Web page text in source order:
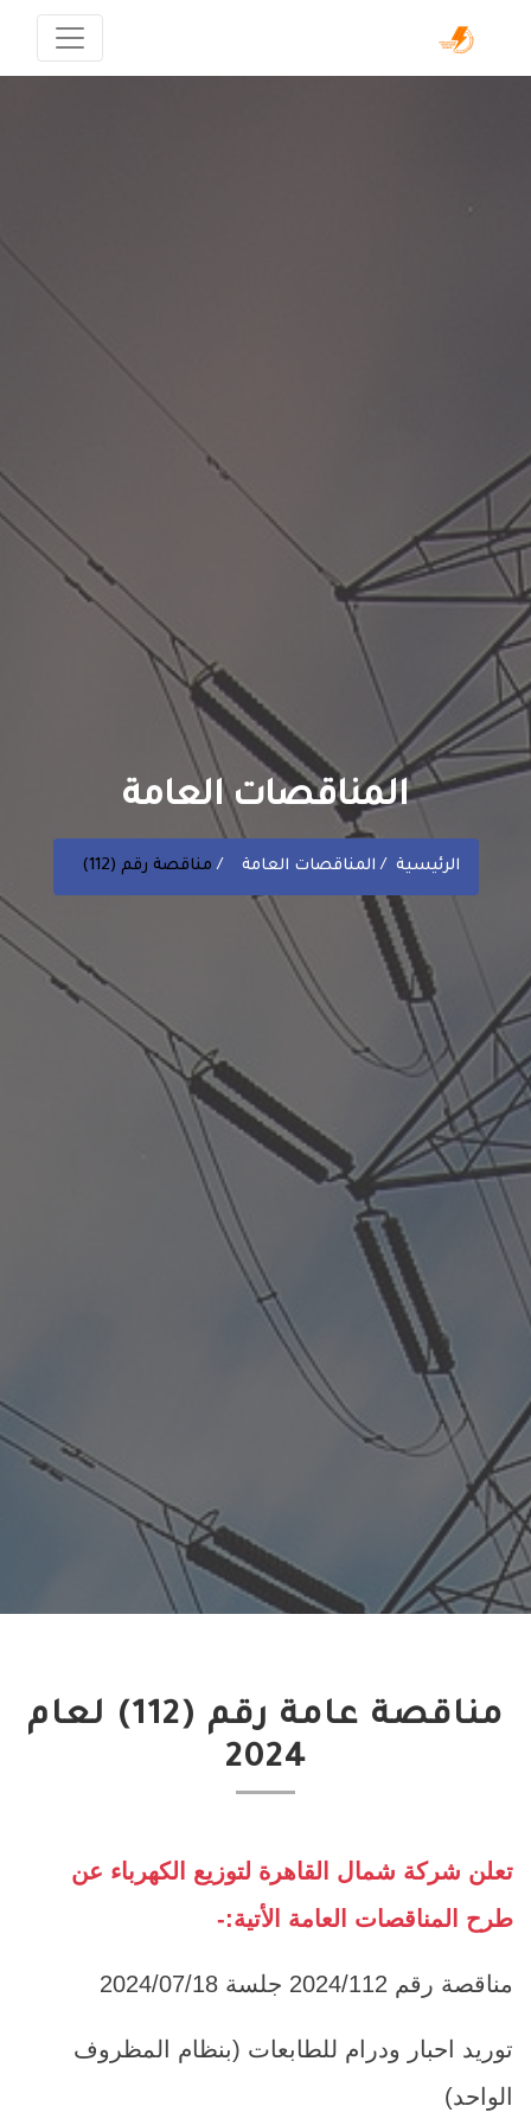
المناقصات العامة
الرئيسية المناقصات العامة مناقصة رقم (112)
مناقصة عامة رقم (112) لعام
2024
تعلن شركة شمال القاهرة لتوزيع الكهرباء عن
طرح المناقصات العامة الأتية:-
مناقصة رقم 2024/112 جلسة 2024/07/18
توريد احبار ودرام للطابعات (بنظام المظروف
الواحد)